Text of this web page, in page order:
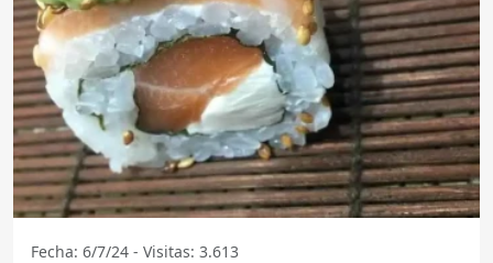
Fecha: 6/7/24 - Visitas: 3.613